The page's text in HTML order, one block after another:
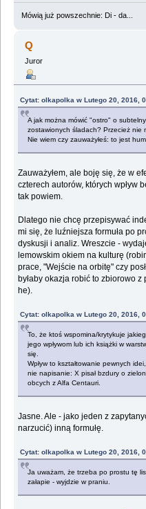
Mówią już powszechnie: Di - da...
Q
Juror
Cytat: olkapolka w Lutego 20, 2016,
A jak można mówić "ostro" o
zostawionych śladach? Przecież nie
Nie wiem czy zauważyłeś: to jest
Zauważyłem, ale boję się, że w
czterech autorów, których wpływ
tak powiem.
Dlatego nie chcę przepisywać
mi się, że luźniejsza formuła po
dyskusji i analiz. Wreszcie -
lemowskim okiem na kulturę
prace, "Wejście na orbitę" czy
byłaby okazja robić to zbiorowo
he).
Cytat: olkapolka w Lutego 20, 2016,
To, że ktoś wspomina/krytykuje
jego wpływom lub ich książki w
się.
Wpływ to kształtowanie pewnych
nie napisanie: X pisał bzdury o
obcych z Alfa Centauri.
Jasne. Ale - jako jeden z
narzucić) inną formułę.
Cytat: olkapolka w Lutego 20, 2016,
Ja uważam, że trzeba po prostu tę
załapie - wyjdzie w praniu.